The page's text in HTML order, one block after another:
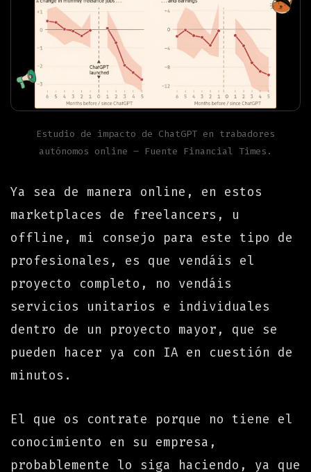
Estudio de impacto de ChatGPT en trabadores
autónomos online – Fuente Financial Times.
Ya sea de manera online, en estos
marketplaces de freelancers, u
offline, mi consejo para este tipo de
profesionales, es que vendáis el
proyecto completo, no vendáis
servicios unitarios e individuales
dentro de un proyecto mayor, que se
pueden hacer ya con IA en cuestión de
minutos.
El que os contrate porque no tiene el
conocimiento en su empresa,
probablemente lo siga haciendo, ya que